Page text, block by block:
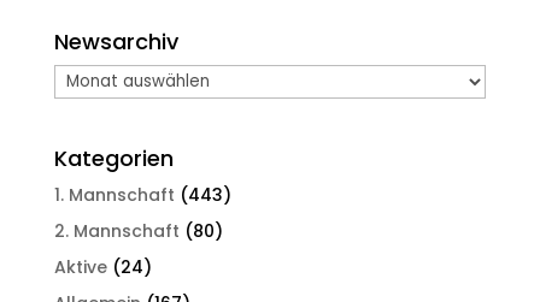
Newsarchiv
Newsarchiv
Kategorien
1. Mannschaft (443)
2. Mannschaft (80)
Aktive(24)